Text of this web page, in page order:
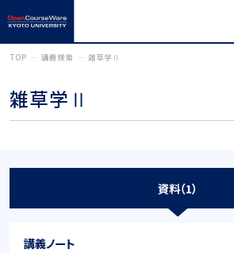
TOP 講義検索 雑草学Ⅱ
雑草学Ⅱ
資料（1）
講義ノート